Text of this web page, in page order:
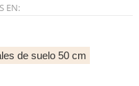
EN:
de suelo 50 cm